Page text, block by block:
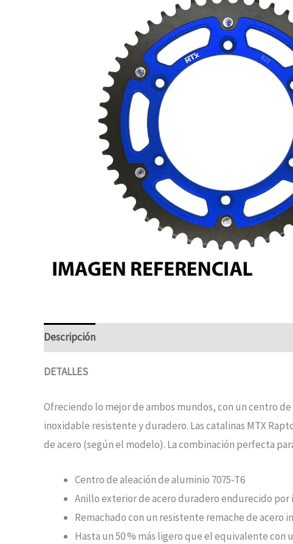
Descripción
DETALLES
Ofreciendo lo mejor de ambos mundos, con un centro
inoxidable resistente y duradero. Las catalinas MTX
de acero (según el modelo). La combinación perfecta
Centro de aleación de aluminio 7075-T6
Anillo exterior de acero duradero endurecido
Remachado con un resistente remache de acero
Hasta un 50 % más ligero que el equivalente